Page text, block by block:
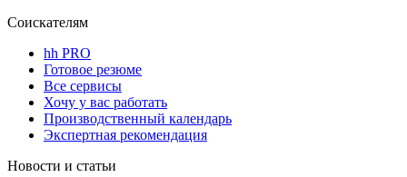
Соискателям
hh PRO
Готовое резюме
Все сервисы
Хочу у вас работать
Производственный календарь
Экспертная рекомендация
Новости и статьи